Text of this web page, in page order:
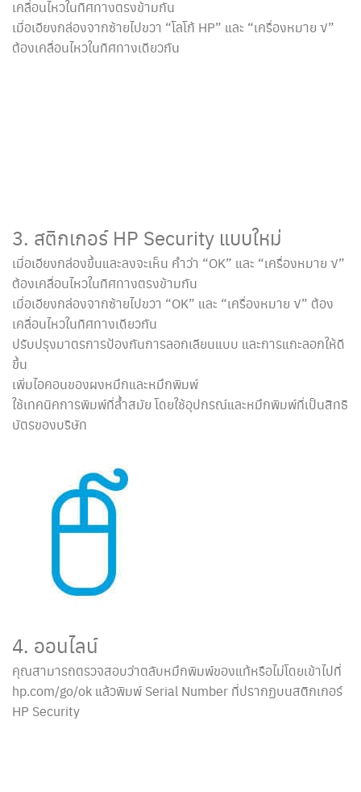
เคลื่อนไหวในทิศทางตรงข้ามกัน
เมื่อเอียงกล่องจากซ้ายไปขวา “โลโก้ HP” และ “เครื่องหมาย √”
ต้องเคลื่อนไหวในทิศทางเดียวกัน
3. สติกเกอร์ HP Security แบบใหม่
เมื่อเอียงกล่องขึ้นและลงจะเห็น คำว่า “OK” และ “เครื่องหมาย √”
ต้องเคลื่อนไหวในทิศทางตรงข้ามกัน
เมื่อเอียงกล่องจากซ้ายไปขวา “OK” และ “เครื่องหมาย √” ต้อง
เคลื่อนไหวในทิศทางเดียวกัน
ปรับปรุงมาตรการป้องกันการลอกเลียนแบบ และการแกะลอกให้ดี
ขึ้น
เพิ่มไอคอนของผงหมึกและหมึกพิมพ์
ใช้เทคนิคการพิมพ์ที่ล้ำสมัย โดยใช้อุปกรณ์และหมึกพิมพ์ที่เป็นสิทธิ
บัตรของบริษัท
4. ออนไลน์
คุณสามารถตรวจสอบว่าตลับหมึกพิมพ์ของแท้หรือไม่โดยเข้าไปที่
hp.com/go/ok แล้วพิมพ์ Serial Number ที่ปรากฏบนสติกเกอร์
HP Security